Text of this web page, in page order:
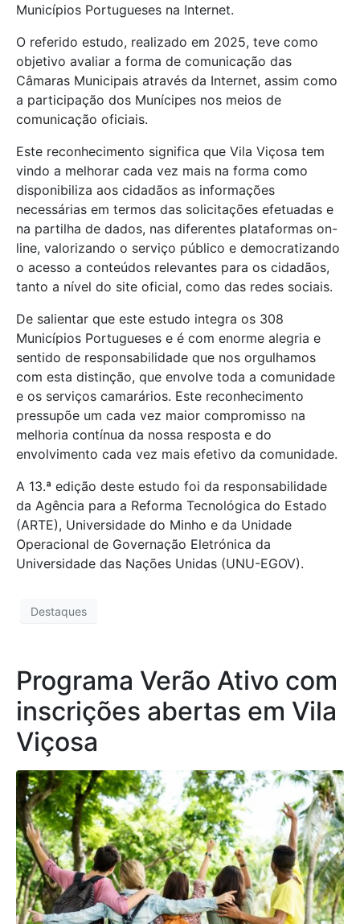
Municípios Portugueses na Internet.
O referido estudo, realizado em 2025, teve como
objetivo avaliar a forma de comunicação das
Câmaras Municipais através da Internet, assim como
a participação dos Munícipes nos meios de
comunicação oficiais.
Este reconhecimento significa que Vila Viçosa tem
vindo a melhorar cada vez mais na forma como
disponibiliza aos cidadãos as informações
necessárias em termos das solicitações efetuadas e
na partilha de dados, nas diferentes plataformas on-
line, valorizando o serviço público e democratizando
o acesso a conteúdos relevantes para os cidadãos,
tanto a nível do site oficial, como das redes sociais.
De salientar que este estudo integra os 308
Municípios Portugueses e é com enorme alegria e
sentido de responsabilidade que nos orgulhamos
com esta distinção, que envolve toda a comunidade
e os serviços camarários. Este reconhecimento
pressupõe um cada vez maior compromisso na
melhoria contínua da nossa resposta e do
envolvimento cada vez mais efetivo da comunidade.
A 13.ª edição deste estudo foi da responsabilidade
da Agência para a Reforma Tecnológica do Estado
(ARTE), Universidade do Minho e da Unidade
Operacional de Governação Eletrónica da
Universidade das Nações Unidas (UNU-EGOV).
Destaques
Programa Verão Ativo com
inscrições abertas em Vila
Viçosa